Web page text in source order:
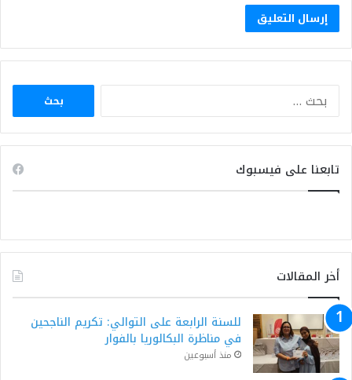
البحث
تابعنا على فيسبوك
أخر المقالات
للسنة الرابعة على التوالي: تكريم الناجحين
في مناظرة البكالوريا بالفوار
منذ أسبوعين